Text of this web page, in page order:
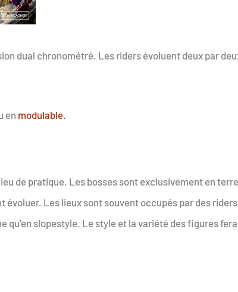
dual chronométré. Les riders évoluent deux par
en modulable.
de pratique. Les bosses sont exclusivement en
Les lieux sont souvent occupés par des riders
qu’en slopestyle. Le style et la variété des figures fera